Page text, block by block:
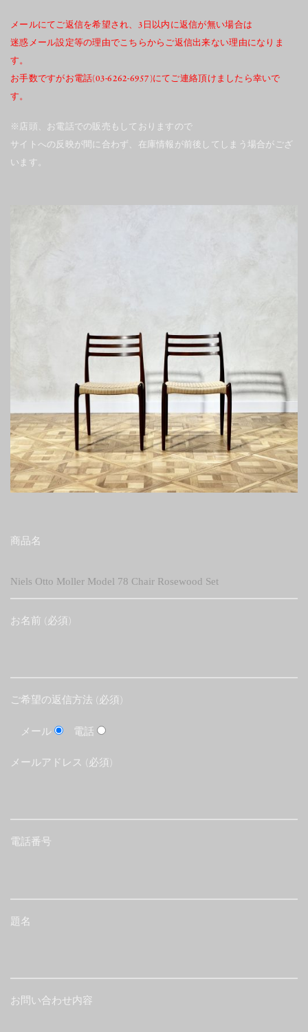
メールにてご返信を希望され、3日以内に返信が無い場合は
迷惑メール設定等の理由でこちらからご返信出来ない理由になりま
す。
お手数ですがお電話(03-6262-6957)にてご連絡頂けましたら幸いで
す。
※店頭、お電話での販売もしておりますので
サイトへの反映が間に合わず、在庫情報が前後してしまう場合がござ
います。
商品名
お名前 (必須)
ご希望の返信方法 (必須)
メール 電話
メールアドレス (必須)
電話番号
題名
お問い合わせ内容